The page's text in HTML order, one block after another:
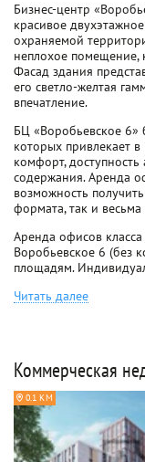
Бизнес-центр
красивое
охраняемой
неплохое помещение,
Фасад здания
его светло-желтая
впечатление.
БЦ «Воробьевское 6»
которых привлекает
комфорт,
содержания. Аренда
возможность
формата, так и
Аренда офисов
Воробьевское 6 (без
площадям.
Читать далее
Коммерческая
0.1 КМ